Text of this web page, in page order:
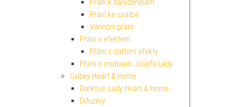
Přání k narozeninám
Přání ke svatbě
Vánoční přání
Přání s efektem
Přání s dalšími efekty
Přání s motivem Josefa Lady
Svíčky Heart & Home
Dárkové sady Heart & Home
Difuzéry